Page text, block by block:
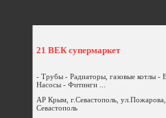
21 ВЕК супермаркет
- Трубы - Радиаторы, газовые котлы -
Насосы - Фитинги ...
АР Крым, г.Севастополь,
Севастополь